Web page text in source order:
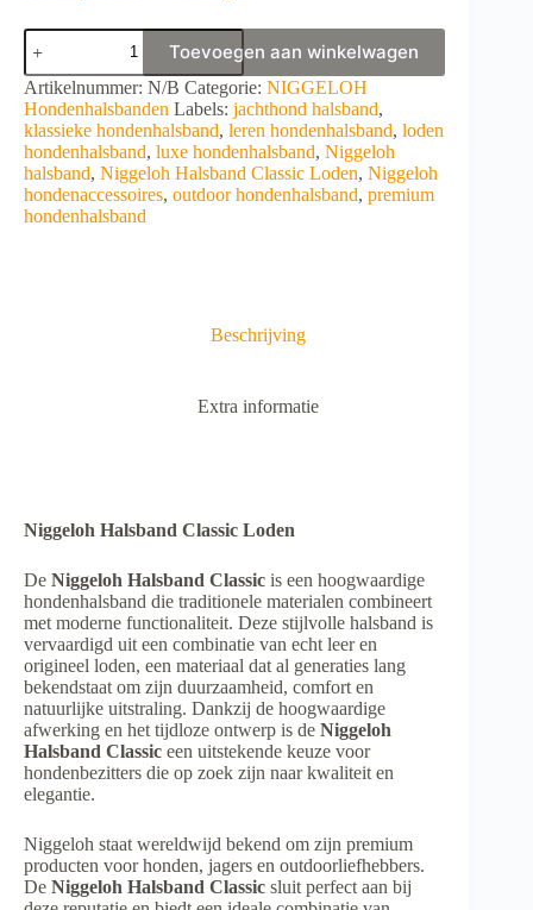
Niggeloh
Halsband
Classic
Loden
aantal
Toevoegen aan winkelwagen
A
l
t
e
r
n
a
Artikelnummer: N/B Categorie: NIGGELOH
Hondenhalsbanden Labels: jachthond halsband,
klassieke hondenhalsband, leren hondenhalsband, loden
hondenhalsband, luxe hondenhalsband, Niggeloh
halsband, Niggeloh Halsband Classic Loden, Niggeloh
hondenaccessoires, outdoor hondenhalsband, premium
hondenhalsband
Beschrijving
Extra informatie
Niggeloh Halsband Classic Loden
De Niggeloh Halsband Classic is een hoogwaardige
hondenhalsband die traditionele materialen combineert
met moderne functionaliteit. Deze stijlvolle halsband is
vervaardigd uit een combinatie van echt leer en
origineel loden, een materiaal dat al generaties lang
bekendstaat om zijn duurzaamheid, comfort en
natuurlijke uitstraling. Dankzij de hoogwaardige
afwerking en het tijdloze ontwerp is de Niggeloh
Halsband Classic een uitstekende keuze voor
hondenbezitters die op zoek zijn naar kwaliteit en
elegantie.
Niggeloh staat wereldwijd bekend om zijn premium
producten voor honden, jagers en outdoorliefhebbers.
De Niggeloh Halsband Classic sluit perfect aan bij